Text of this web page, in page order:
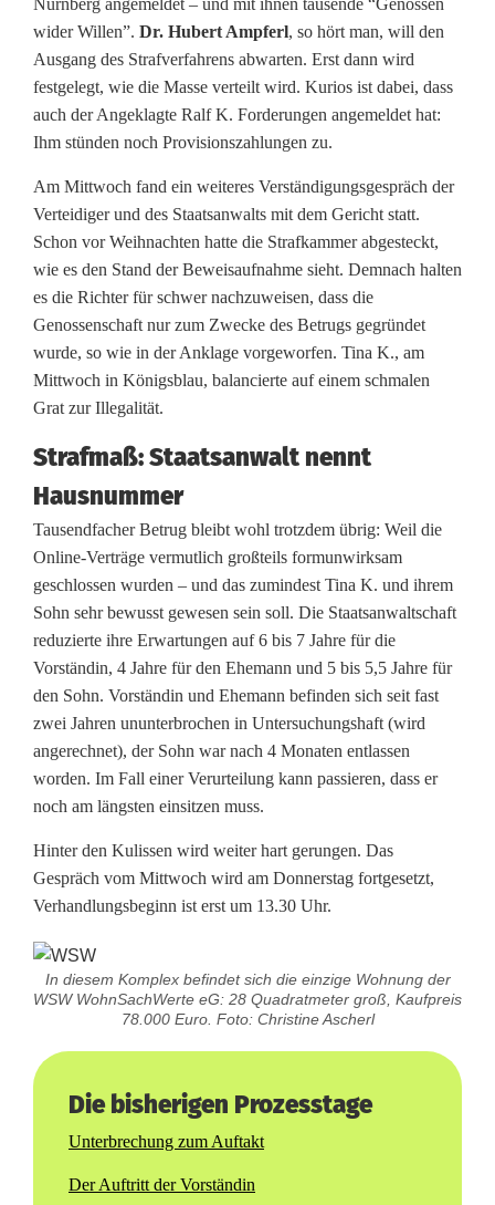
Nürnberg angemeldet – und mit ihnen tausende “Genossen
wider Willen”. Dr. Hubert Ampferl, so hört man, will den
Ausgang des Strafverfahrens abwarten. Erst dann wird
festgelegt, wie die Masse verteilt wird. Kurios ist dabei, dass
auch der Angeklagte Ralf K. Forderungen angemeldet hat:
Ihm stünden noch Provisionszahlungen zu.
Am Mittwoch fand ein weiteres Verständigungsgespräch der
Verteidiger und des Staatsanwalts mit dem Gericht statt.
Schon vor Weihnachten hatte die Strafkammer abgesteckt,
wie es den Stand der Beweisaufnahme sieht. Demnach halten
es die Richter für schwer nachzuweisen, dass die
Genossenschaft nur zum Zwecke des Betrugs gegründet
wurde, so wie in der Anklage vorgeworfen. Tina K., am
Mittwoch in Königsblau, balancierte auf einem schmalen
Grat zur Illegalität.
Strafmaß: Staatsanwalt nennt
Hausnummer
Tausendfacher Betrug bleibt wohl trotzdem übrig: Weil die
Online-Verträge vermutlich großteils formunwirksam
geschlossen wurden – und das zumindest Tina K. und ihrem
Sohn sehr bewusst gewesen sein soll. Die Staatsanwaltschaft
reduzierte ihre Erwartungen auf 6 bis 7 Jahre für die
Vorständin, 4 Jahre für den Ehemann und 5 bis 5,5 Jahre für
den Sohn. Vorständin und Ehemann befinden sich seit fast
zwei Jahren ununterbrochen in Untersuchungshaft (wird
angerechnet), der Sohn war nach 4 Monaten entlassen
worden. Im Fall einer Verurteilung kann passieren, dass er
noch am längsten einsitzen muss.
Hinter den Kulissen wird weiter hart gerungen. Das
Gespräch vom Mittwoch wird am Donnerstag fortgesetzt,
Verhandlungsbeginn ist erst um 13.30 Uhr.
In diesem Komplex befindet sich die einzige Wohnung der
WSW WohnSachWerte eG: 28 Quadratmeter groß, Kaufpreis
78.000 Euro. Foto: Christine Ascherl
Die bisherigen Prozesstage
Unterbrechung zum Auftakt
Der Auftritt der Vorständin